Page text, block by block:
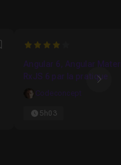
Favori
4
Angular 6, Angular
RxJS 6 par la pratique
Codeconcept
5h03